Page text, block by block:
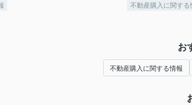
不動産購入に関する
お
不動産購入に関する情報